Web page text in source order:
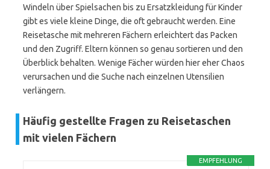
Windeln über Spielsachen bis zu Ersatzkleidung für Kinder
gibt es viele kleine Dinge, die oft gebraucht werden. Eine
Reisetasche mit mehreren Fächern erleichtert das Packen
und den Zugriff. Eltern können so genau sortieren und den
Überblick behalten. Wenige Fächer würden hier eher Chaos
verursachen und die Suche nach einzelnen Utensilien
verlängern.
Häufig gestellte Fragen zu Reisetaschen
mit vielen Fächern
EMPFEHLUNG